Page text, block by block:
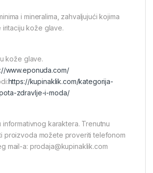
i mineralima, zahvaljujući kojima
iritaciju kože glave.
kože glave.
www.eponuda.com/
https://kupinaklik.com/kategorija-
zdravlje-i-moda/
informativnog karaktera. Trenutnu
proizvoda možete proveriti telefonom
mail-a: prodaja@kupinaklik.com